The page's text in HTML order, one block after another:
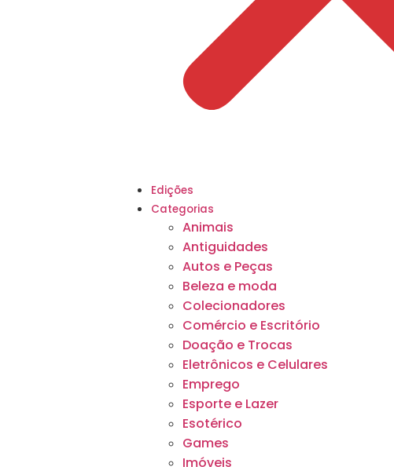
Edições
Categorias
Animais
Antiguidades
Autos e Peças
Beleza e moda
Colecionadores
Comércio e Escritório
Doação e Trocas
Eletrônicos e Celulares
Emprego
Esporte e Lazer
Esotérico
Games
Imóveis